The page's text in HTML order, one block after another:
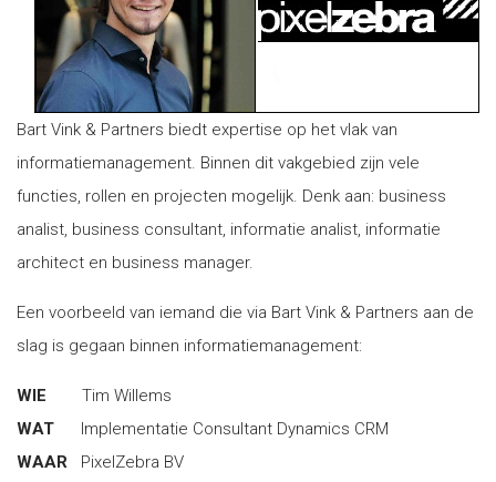
Bart Vink & Partners biedt expertise op het vlak van
informatiemanagement. Binnen dit vakgebied zijn vele
functies, rollen en projecten mogelijk. Denk aan: business
analist, business consultant, informatie analist, informatie
architect en business manager.
Een voorbeeld van iemand die via Bart Vink & Partners aan de
slag is gegaan binnen informatiemanagement:
WIE Tim Willems
WAT Implementatie Consultant Dynamics CRM
WAAR PixelZebra BV